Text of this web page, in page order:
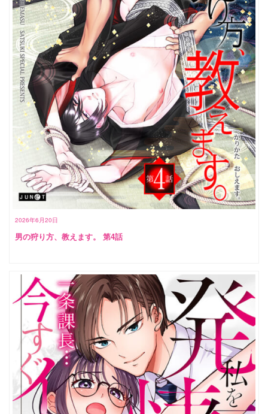
2026年6月20日
男の狩り方、教えます。 第4話